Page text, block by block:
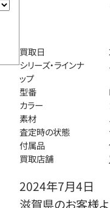
買取日
シリーズ・ラインナ
ップ
型番
カラー
素材
査定時の状態
付属品
買取店舗
2024年7月4日
滋賀県のお客様よ